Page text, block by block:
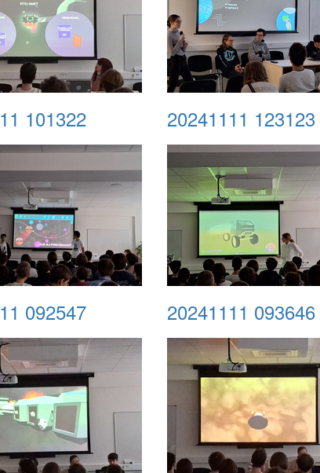
101322 20241111 123123
092547 20241111 093646